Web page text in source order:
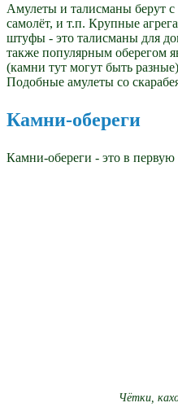
Амулеты и талисманы берут
самолёт, и т.п. Крупные
штуфы - это талисманы для
также популярным оберегом
(камни тут могут быть
Подобные амулеты со
Камни-обереги
Камни-обереги - это в
Чётки,